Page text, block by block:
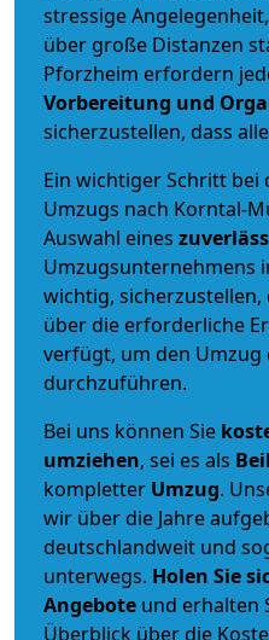
stressige
über große Distanzen
Pforzheim erfordern
Vorbereitung und
sicherzustellen, dass
Ein wichtiger Schritt
Umzugs nach Korntal-
Auswahl eines
Umzugsunternehmens
wichtig,
über die erforderliche
verfügt, um den
durchzuführen.
Bei uns können Sie
umziehen, sei es als
kompletter Umzug.
wir über die Jahre
deutschlandweit und
unterwegs. Holen Sie
Angebote und erhalten
Überblick über die